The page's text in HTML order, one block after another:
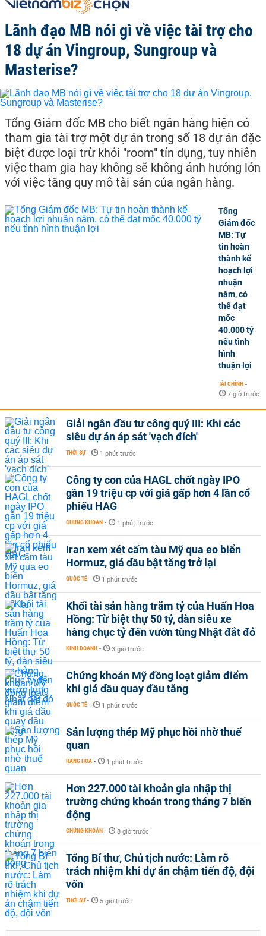
Lãnh đạo MB nói gì về việc tài trợ cho
18 dự án Vingroup, Sungroup và
Masterise?
Tổng Giám đốc MB cho biết ngân hàng hiện có
tham gia tài trợ một dự án trong số 18 dự án đặc
biệt được loại trừ khỏi "room" tín dụng, tuy nhiên
việc tham gia hay không sẽ không ảnh hưởng lớn
với việc tăng quy mô tài sản của ngân hàng.
Tổng
Giám đốc
MB: Tự
tin hoàn
thành kế
hoạch lợi
nhuận
năm, có
thể đạt
mốc
40.000 tỷ
nếu tình
hình
thuận lợi
TÀI CHÍNH -
7 giờ trước
Giải ngân đầu tư công quý III: Khi các
siêu dự án áp sát 'vạch đích'
THỜI SỰ - 1 phút trước
Công ty con của HAGL chốt ngày IPO
gần 19 triệu cp với giá gấp hơn 4 lần cổ
phiếu HAG
CHỨNG KHOÁN - 1 phút trước
Iran xem xét cấm tàu Mỹ qua eo biển
Hormuz, giá dầu bật tăng trở lại
QUỐC TẾ - 1 phút trước
Khối tài sản hàng trăm tỷ của Huấn Hoa
Hồng: Từ biệt thự 50 tỷ, dàn siêu xe
hàng chục tỷ đến vườn tùng Nhật đắt đỏ
KINH DOANH - 3 giờ trước
Chứng khoán Mỹ đồng loạt giảm điểm
khi giá dầu quay đầu tăng
QUỐC TẾ - 1 phút trước
Sản lượng thép Mỹ phục hồi nhờ thuế
quan
HÀNG HÓA - 1 phút trước
Hơn 227.000 tài khoản gia nhập thị
trường chứng khoán trong tháng 7 biến
động
CHỨNG KHOÁN - 8 giờ trước
Tổng Bí thư, Chủ tịch nước: Làm rõ
trách nhiệm khi dự án chậm tiến độ, đội
vốn
THỜI SỰ - 5 giờ trước